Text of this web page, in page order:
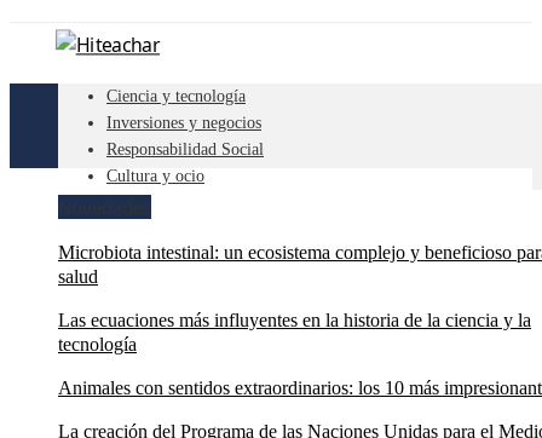
Ciencia y tecnología
Inversiones y negocios
Responsabilidad Social
Cultura y ocio
Novedades
Microbiota intestinal: un ecosistema complejo y beneficioso
salud
Las ecuaciones más influyentes en la historia de la ciencia y la
tecnología
Animales con sentidos extraordinarios: los 10 más
La creación del Programa de las Naciones Unidas para el